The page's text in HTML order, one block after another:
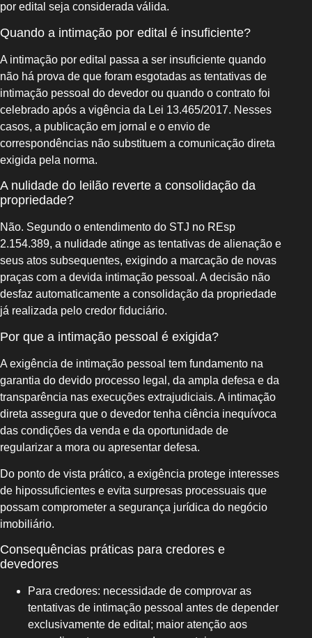
por edital seja considerada válida.
Quando a intimação por edital é insuficiente?
A intimação por edital passa a ser insuficiente quando
não há prova de que foram esgotadas as tentativas de
intimação pessoal do devedor ou quando o contrato foi
celebrado após a vigência da Lei 13.465/2017. Nesses
casos, a publicação em jornal e o envio de
correspondências não substituem a comunicação direta
exigida pela norma.
A nulidade do leilão reverte a consolidação da
propriedade?
Não. Segundo o entendimento do STJ no REsp
2.154.389, a nulidade atinge as tentativas de alienação e
seus atos subsequentes, exigindo a marcação de novas
praças com a devida intimação pessoal. A decisão não
desfaz automaticamente a consolidação da propriedade
já realizada pelo credor fiduciário.
Por que a intimação pessoal é exigida?
A exigência de intimação pessoal tem fundamento na
garantia do devido processo legal, da ampla defesa e da
transparência nas execuções extrajudiciais. A intimação
direta assegura que o devedor tenha ciência inequívoca
das condições da venda e da oportunidade de
regularizar a mora ou apresentar defesa.
Do ponto de vista prático, a exigência protege interesses
de hipossuficientes e evita surpresas processuais que
possam comprometer a segurança jurídica do negócio
imobiliário.
Consequências práticas para credores e
devedores
Para credores: necessidade de comprovar as
tentativas de intimação pessoal antes de depender
exclusivamente de edital; maior atenção aos